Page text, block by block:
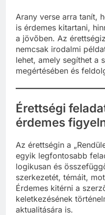
Arany verse arra tanít,
is érdemes kitartani,
a jövőben. Az
nemcsak irodalmi
lehet, amely segíthet a
megértésében és
Érettségi
érdemes
Az érettségin a
egyik legfontosabb
logikusan és
szerkezetét, témáit,
Érdemes kitérni a
keletkezésének
aktualitására is.